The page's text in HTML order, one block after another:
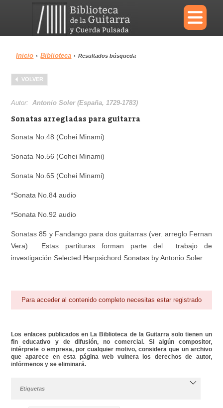
×
Menu
Biblioteca
Área personal
Inicio › Biblioteca › Resultados búsqueda
VOLVER
Autor:Antonio Soler (España, 1729-1783)
Sonatas arregladas para guitarra
Sonata No.48 (Cohei Minami)
Sonata No.56 (Cohei Minami)
Sonata No.65 (Cohei Minami)
*Sonata No.84 audio
*Sonata No.92 audio
Sonatas 85 y Fandango para dos guitarras (ver. arreglo Fernan
Vera) Estas partituras forman parte del trabajo de
investigación Selected Harpsichord Sonatas by Antonio Soler
Para acceder al contenido completo necesitas estar registrado
Los enlaces publicados en La Biblioteca de la Guitarra solo tienen un
fin educativo y de difusión, no comercial. Si algún compositor,
intérprete o empresa, por cualquier motivo, considera que un archivo
que aparece en esta página web vulnera los derechos de autor,
infórmenos y se eliminará.
Etiquetas